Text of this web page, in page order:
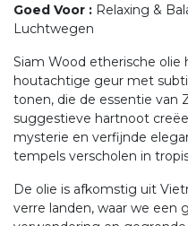
Goed Voor : Relaxing &
Luchtwegen
Siam Wood etherische
houtachtige geur met
tonen, die de essentie van
suggestieve hartnoot
mysterie en verfijnde
tempels verscholen in
De olie is afkomstig uit
verre landen, waar we een